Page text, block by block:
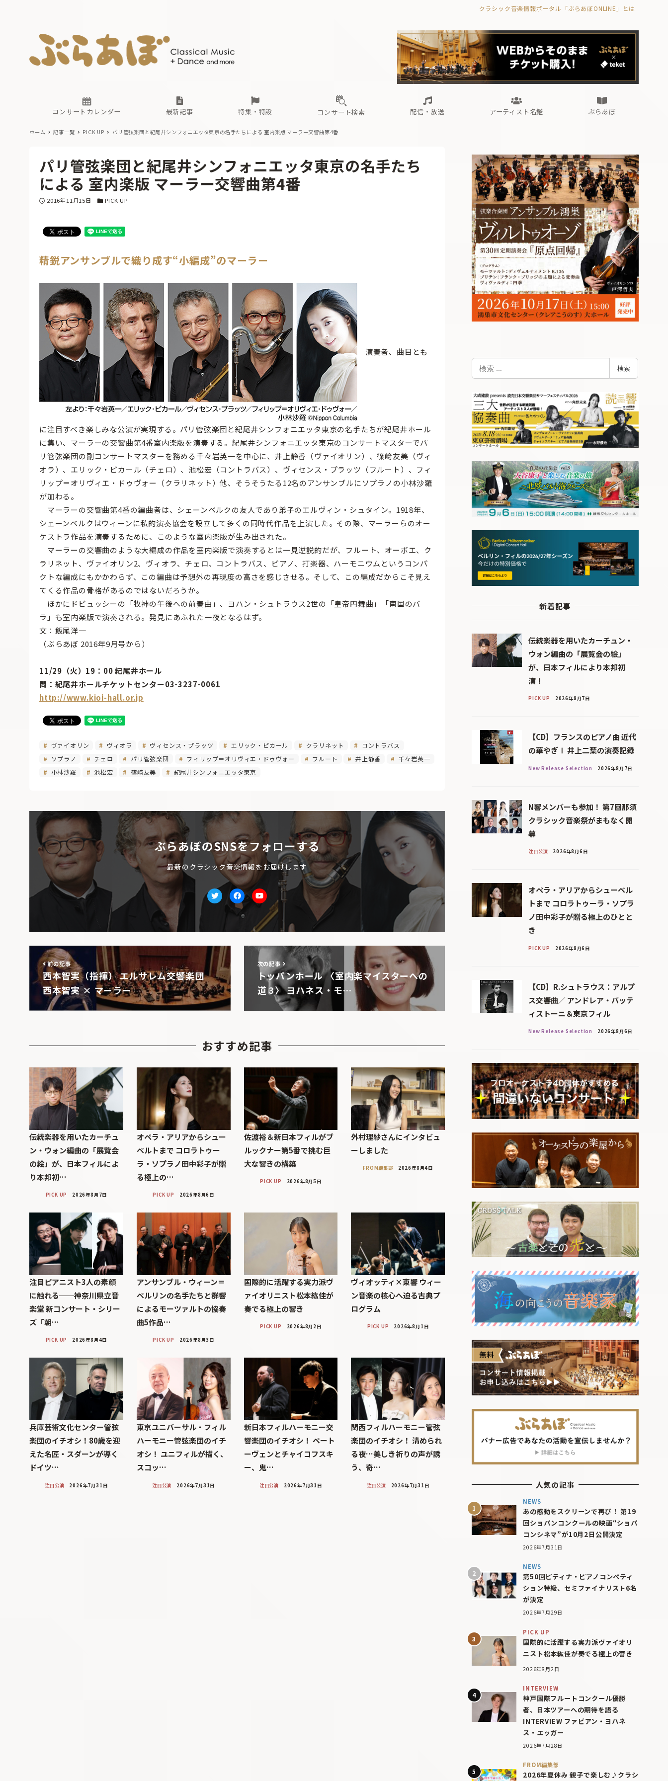
クラシック音楽情報ポータル「ぶらあぼONLINE」とは
コンサートカレンダー 最新記事
古楽とその先と オーケストラの楽屋から 海の向こうの音楽家 ぶらあぼブラス！
フォルテピアノ・オデッセイ
過去の連載
特集・特設
現場のプロが推す！間違いないオーケストラコンサート
過去の特集
コンサート検索 配信・放送
無料ライブ配信スケジュール 有料ライブ配信スケジュール
アーティスト名鑑
あ か さ た は ま や ら
ぶらあぼ
古楽とその先と 海の向こうの音楽家 Aからの眺望 ぶらあぼブラス！
フォルテピアノ・オデッセイ
過去の特集
無料ライブ配信スケジュール
あ か さ
ホーム 記事一覧 PICK UP パリ管弦楽団と紀尾井シンフォニエッタ東京の名手たちによる 室内楽版 マーラー交響曲第4番
パリ管弦楽団と紀尾井シンフォニエッタ東京の名手たち
による 室内楽版 マーラー交響曲第4番
投稿日
2016年11月15日 カテゴリー
PICK UP
精鋭アンサンブルで織り成す“小編成”のマーラー
演奏者、曲目とも
に注目すべき楽しみな公演が実現する。パリ管弦楽団と紀尾井シンフォニエッタ東京の名手たちが紀尾井ホール
に集い、マーラーの交響曲第4番室内楽版を演奏する。紀尾井シンフォニエッタ東京のコンサートマスターでパ
リ管弦楽団の副コンサートマスターを務める千々岩英一を中心に、井上静香（ヴァイオリン）、篠﨑友美（ヴィ
オラ）、エリック・ピカール（チェロ）、池松宏（コントラバス）、ヴィセンス・プラッツ（フルート）、フィ
リップ＝オリヴィエ・ドゥヴォー（クラリネット）他、そうそうたる12名のアンサンブルにソプラノの小林沙羅
が加わる。
マーラーの交響曲第4番の編曲者は、シェーンベルクの友人であり弟子のエルヴィン・シュタイン。1918年、
シェーンベルクはウィーンに私的演奏協会を設立して多くの同時代作品を上演した。その際、マーラーらのオー
ケストラ作品を演奏するために、このような室内楽版が生み出された。
マーラーの交響曲のような大編成の作品を室内楽版で演奏するとは一見逆説的だが、フルート、オーボエ、ク
ラリネット、ヴァイオリン2、ヴィオラ、チェロ、コントラバス、ピアノ、打楽器、ハーモニウムというコンパ
クトな編成にもかかわらず、この編曲は予想外の再現度の高さを感じさせる。そして、この編成だからこそ見え
てくる作品の骨格があるのではないだろうか。
ほかにドビュッシーの「牧神の午後への前奏曲」、ヨハン・シュトラウス2世の「皇帝円舞曲」「南国のバ
ラ」も室内楽版で演奏される。発見にあふれた一夜となるはず。
文：飯尾洋一
（ぶらあぼ 2016年9月号から）
11/29（火）19：00 紀尾井ホール
問：紀尾井ホールチケットセンター03-3237-0061
http://www.kioi-hall.or.jp
ヴァイオリン ヴィオラ ヴィセンス・プラッツ エリック・ピカール クラリネット
コントラバス
ソプラノ
チェロ パリ管弦楽団 フィリップ＝オリヴィエ・ドゥヴォー フルート 井上静香
千々岩英一
小林沙羅
池松宏 篠﨑友美 紀尾井シンフォニエッタ東京
ぶらあぼのSNSをフォローする
最新のクラシック音楽情報をお届けします
TwitterfacebookYoutube
前の記事
西本智実（指揮） エルサレム交響楽団
西本智実 × マーラー
次の記事
トッパンホール 〈室内楽マイスターへの
道 3〉 ヨハネス・モ…
おすすめ記事
伝統楽器を用いたカーチュ
ン・ウォン編曲の「展覧会
の絵」が、日本フィルによ
り本邦初…
PICK UP 2026年8月7日
オペラ・アリアからシュー
ベルトまで コロラトゥー
ラ・ソプラノ田中彩子が贈
る極上の…
PICK UP 2026年8月6日
佐渡裕＆新日本フィルがブ
ルックナー第5番で挑む巨
大な響きの構築
PICK UP 2026年8月5日
外村理紗さんにインタビュ
ーしました
FROM編集部 2026年8月4日
注目ピアニスト3人の素顔
に触れる──神奈川県立音
楽堂 新コンサート・シリー
ズ「朝…
PICK UP 2026年8月4日
アンサンブル・ウィーン＝
ベルリンの名手たちと群響
によるモーツァルトの協奏
曲5作品…
PICK UP 2026年8月3日
国際的に活躍する実力派ヴ
ァイオリニスト松本紘佳が
奏でる極上の響き
PICK UP 2026年8月2日
ヴィオッティ×東響 ウィー
ン音楽の核心へ迫る古典プ
ログラム
PICK UP 2026年8月1日
兵庫芸術文化センター管弦
楽団のイチオシ！80歳を迎
えた名匠・スダーンが導く
ドイツ…
注目公演 2026年7月31日
東京ユニバーサル・フィル
ハーモニー管弦楽団のイチ
オシ！ ユニフィルが描く、
スコッ…
注目公演 2026年7月31日
新日本フィルハーモニー交
響楽団のイチオシ！ ベート
ーヴェンとチャイコフスキ
ー、鬼…
注目公演 2026年7月31日
関西フィルハーモニー管弦
楽団のイチオシ！ 清められ
る夜…美しき祈りの声が誘
う、奇…
注目公演 2026年7月31日
検
索
検索
新着記事
伝統楽器を用いたカーチュン・
ウォン編曲の「展覧会の絵」
が、日本フィルにより本邦初
演！
PICK UP 2026年8月7日
【CD】フランスのピアノ曲 近代
の華やぎⅠ 井上二葉の演奏記録
New Release Selection 2026年8月7日
N響メンバーも参加！ 第7回那須
クラシック音楽祭がまもなく開
幕
注目公演 2026年8月6日
オペラ・アリアからシューベル
トまで コロラトゥーラ・ソプラ
ノ田中彩子が贈る極上のひとと
き
PICK UP 2026年8月6日
【CD】R.シュトラウス：アルプ
ス交響曲／ アンドレア・バッテ
ィストーニ＆東京フィル
New Release Selection 2026年8月6日
人気の記事
NEWS
あの感動をスクリーンで再び！ 第19
回ショパンコンクールの映画“ショパ
コンシネマ”が10月2日公開決定
2026年7月31日
NEWS
第50回ピティナ・ピアノコンペティ
ション特級、セミファイナリスト6名
が決定
2026年7月29日
PICK UP
国際的に活躍する実力派ヴァイオリ
ニスト松本紘佳が奏でる極上の響き
2026年8月2日
INTERVIEW
神戸国際フルートコンクール優勝
者、日本ツアーへの期待を語る
INTERVIEW ファビアン・ヨハネ
ス・エッガー
2026年7月28日
FROM編集部
2026年夏休み 親子で楽しむ♪クラシ